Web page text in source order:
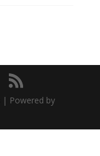
| Powered by